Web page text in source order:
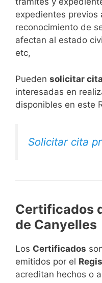
expedientes previos
reconocimiento de
afectan al estado
etc,
​Pueden solicitar
interesadas en
disponibles en este
Solicitar cita
Certificados
de Canyelles
Los Certificados
emitidos por el
acreditan hechos o